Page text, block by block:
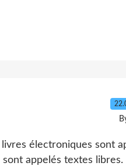
livres électroniques sont
appelés textes